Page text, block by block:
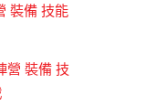
裝備 技能
營 裝備 技